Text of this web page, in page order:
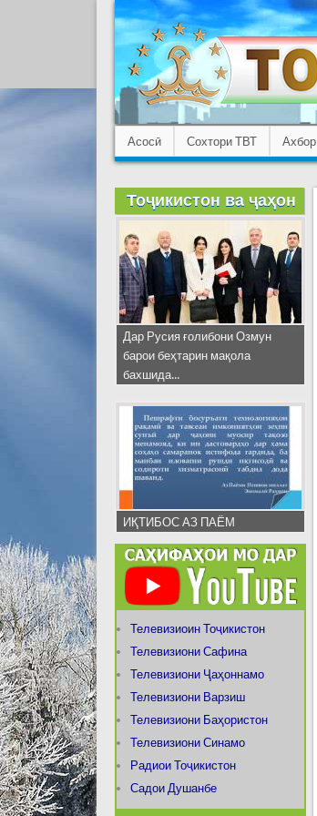
Асосӣ Сохтори ТВТ Ахбор
Тоҷикистон ва ҷаҳон
Дар Русия ғолибони Озмун
барои беҳтарин мақола
бахшида...
ИҚТИБОС АЗ ПАЁМ
Телевизиоин Тоҷикистон
Телевизиони Сафина
Телевизиони Ҷаҳоннамо
Телевизиони Варзиш
Телевизиони Баҳористон
Телевизиони Синамо
Радиои Тоҷикистон
Садои Душанбе